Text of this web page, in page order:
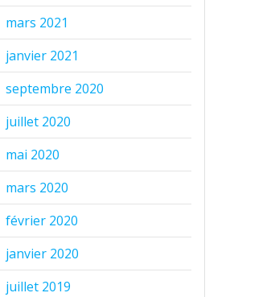
mars 2021
janvier 2021
septembre 2020
juillet 2020
mai 2020
mars 2020
février 2020
janvier 2020
juillet 2019